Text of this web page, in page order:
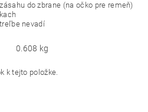
do zbrane (na očko pre remeň)
nevadí
0.608 kg
k tejto položke.